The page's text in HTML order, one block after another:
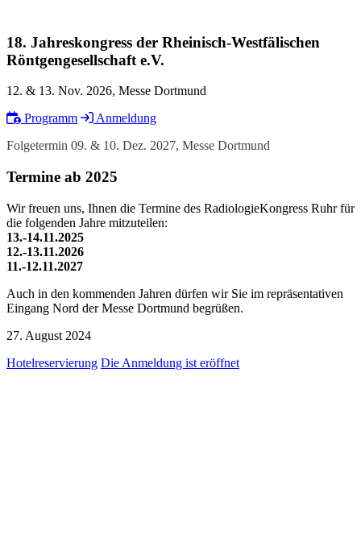
18. Jahreskongress der Rheinisch-Westfälischen
Röntgengesellschaft e.V.
12. & 13. Nov. 2026, Messe Dortmund
Programm
Anmeldung
Folgetermin 09. & 10. Dez. 2027, Messe Dortmund
Termine ab 2025
Wir freuen uns, Ihnen die Termine des RadiologieKongress Ruhr für
die folgenden Jahre mitzuteilen:
13.-14.11.2025
12.-13.11.2026
11.-12.11.2027
Auch in den kommenden Jahren dürfen wir Sie im repräsentativen
Eingang Nord der Messe Dortmund begrüßen.
27. August 2024
Hotelreservierung Die Anmeldung ist eröffnet